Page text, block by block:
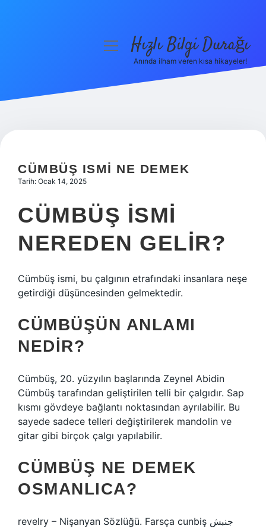
Hakkımızda
menüyüHızlı Bilgi Durağı
Anında ilham veren kısa hikayeler!
CÜMBÜŞ ISMI NE DEMEK
Tarih: Ocak 14, 2025
CÜMBÜŞ ISMI
NEREDEN GELIR?
Cümbüş ismi, bu çalgının etrafındaki insanlara neşe
getirdiği düşüncesinden gelmektedir.
CÜMBÜŞÜN ANLAMI
NEDIR?
Cümbüş, 20. yüzyılın başlarında Zeynel Abidin
Cümbüş tarafından geliştirilen telli bir çalgıdır. Sap
kısmı gövdeye bağlantı noktasından ayrılabilir. Bu
sayede sadece telleri değiştirilerek mandolin ve
gitar gibi birçok çalgı yapılabilir.
CÜMBÜŞ NE DEMEK
OSMANLICA?
revelry – Nişanyan Sözlüğü. Farsça cunbiş جنبش